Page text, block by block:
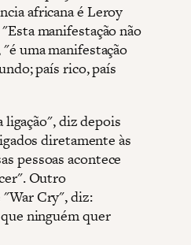
africana é Leroy
manifestação não
uma manifestação
país rico, país
ligação", diz depois
diretamente às
pessoas acontece
Outro
"War Cry", diz:
ninguém quer